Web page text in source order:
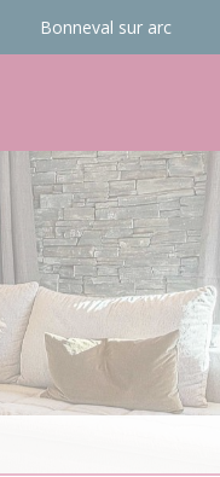
Bonneval sur arc